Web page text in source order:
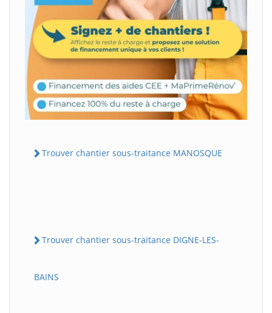
Trouver chantier sous-traitance MANOSQUE
Trouver chantier sous-traitance DIGNE-LES-
BAINS